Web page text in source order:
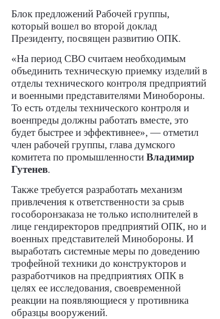
Блок предложений Рабочей группы,
который вошел во второй доклад
Президенту, посвящен развитию ОПК.
«На период СВО считаем необходимым
объединить техническую приемку изделий в
отделы технического контроля предприятий
и военными представителями Минобороны.
То есть отделы технического контроля и
военпреды должны работать вместе, это
будет быстрее и эффективнее», — отметил
член рабочей группы, глава думского
комитета по промышленности Владимир
Гутенев.
Также требуется разработать механизм
привлечения к ответственности за срыв
гособоронзаказа не только исполнителей в
лице гендиректоров предприятий ОПК, но и
военных представителей Минобороны. И
выработать системные меры по доведению
трофейной техники до конструкторов и
разработчиков на предприятиях ОПК в
целях ее исследования, своевременной
реакции на появляющиеся у противника
образцы вооружений.